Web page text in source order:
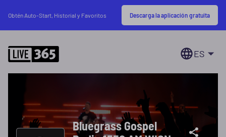
Obtén Auto-Start, Historial y Favoritos Descarga la aplicación gratuita
ES
Bluegrass Gospel